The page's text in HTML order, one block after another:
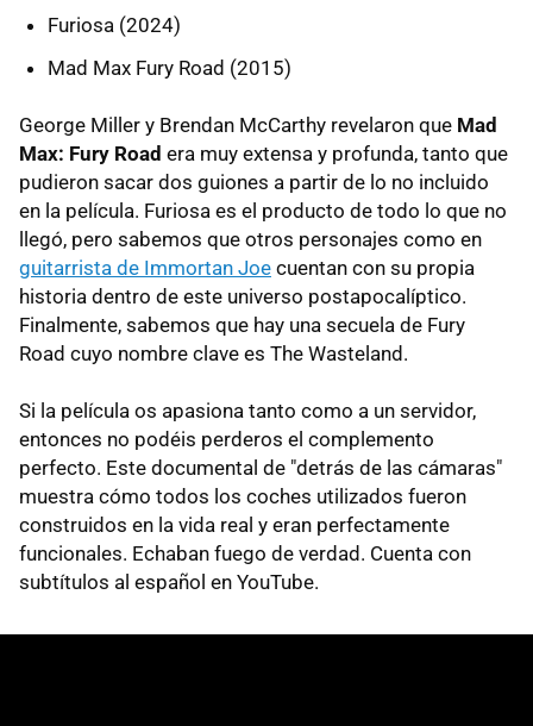
Furiosa (2024)
Mad Max Fury Road (2015)
George Miller y Brendan McCarthy revelaron que Mad
Max: Fury Road era muy extensa y profunda, tanto que
pudieron sacar dos guiones a partir de lo no incluido
en la película. Furiosa es el producto de todo lo que no
llegó, pero sabemos que otros personajes como en
guitarrista de Immortan Joe cuentan con su propia
historia dentro de este universo postapocalíptico.
Finalmente, sabemos que hay una secuela de Fury
Road cuyo nombre clave es The Wasteland.
Si la película os apasiona tanto como a un servidor,
entonces no podéis perderos el complemento
perfecto. Este documental de "detrás de las cámaras"
muestra cómo todos los coches utilizados fueron
construidos en la vida real y eran perfectamente
funcionales. Echaban fuego de verdad. Cuenta con
subtítulos al español en YouTube.